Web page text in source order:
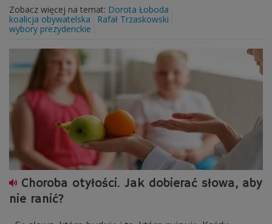
Zobacz więcej na temat: Dorota Łoboda
koalicja obywatelska
Rafał Trzaskowski
wybory prezydenckie
Choroba otyłości. Jak dobierać słowa, aby
nie ranić?